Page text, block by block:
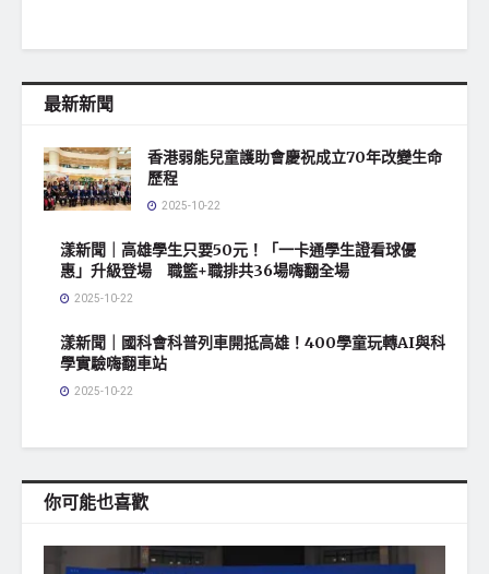
最新新聞
香港弱能兒童護助會慶祝成立70年改變生命
歷程
2025-10-22
漾新聞｜高雄學生只要50元！「一卡通學生證看球優
惠」升級登場 職籃+職排共36場嗨翻全場
2025-10-22
漾新聞｜國科會科普列車開抵高雄！400學童玩轉AI與科
學實驗嗨翻車站
2025-10-22
你可能也喜歡